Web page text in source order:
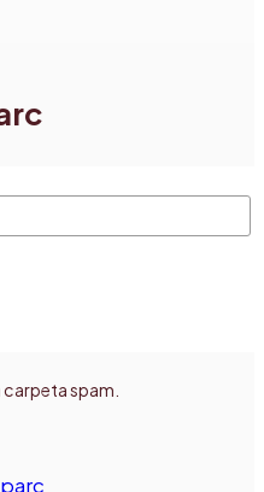
carpeta spam.